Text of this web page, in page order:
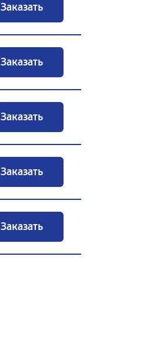
Заказать
Заказать
Заказать
Заказать
Заказать